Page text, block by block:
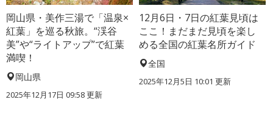
岡山県・美作三湯で「温泉×
紅葉」を巡る秋旅。“渓谷
美”や“ライトアップ”で紅葉
満喫！
岡山県
2025年12月17日 09:58 更新
12月6日・7日の紅葉見頃は
ここ！まだまだ見頃を楽し
める全国の紅葉名所ガイド
全国
2025年12月5日 10:01 更新